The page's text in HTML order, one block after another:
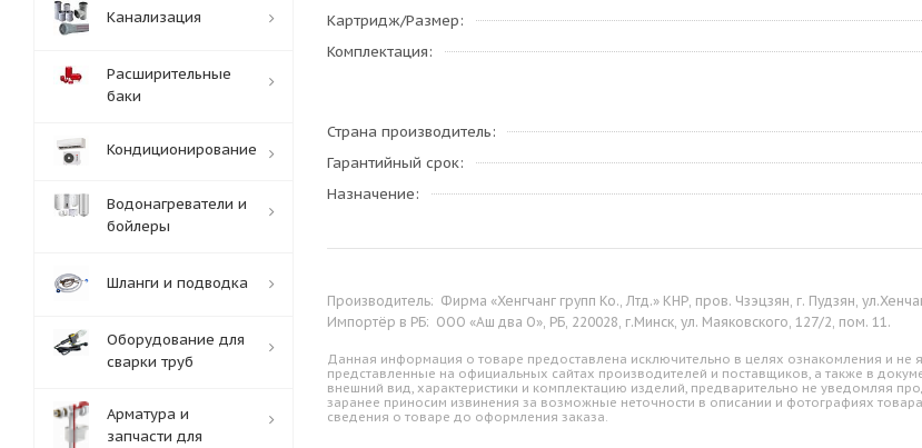
Картридж/Размер
Комплектация
Страна производитель
Гарантийный срок
Назначение
Производитель: Фирма «Хенгчанг групп Ко., Лтд.» КНР, пров. Чзэцзян, г. Пудзян,
Импортёр в РБ: ООО «Аш два О», РБ, 220028, г.Минск, ул. Маяковского, 127/2, пом. 11.
Данная информация о товаре предоставлена исключительно в целях ознакомления и не
представленные на официальных сайтах производителей и поставщиков, а также в
внешний вид, характеристики и комплектацию изделий, предварительно не уведомляя
заранее приносим извинения за возможные неточности в описании и фотографиях
сведения о товаре до оформления заказа.
Канализация
Расширительные
баки
Кондиционирование
Водонагреватели и
бойлеры
Шланги и подводка
Оборудование для
сварки труб
Арматура и
запчасти для